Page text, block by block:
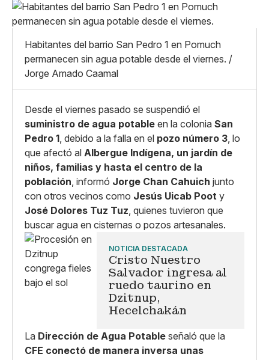
Linkedin
X
Copiar enlace
Pequeño
Mediano
Grande
Habitantes del barrio San Pedro 1 en Pomuch
permanecen sin agua potable desde el viernes. /
Jorge Amado Caamal
Desde el viernes pasado se suspendió el
suministro de agua potable en la colonia San
Pedro 1, debido a la falla en el pozo número 3, lo
que afectó al Albergue Indígena, un jardín de
niños, familias y hasta el centro de la
población, informó Jorge Chan Cahuich junto
con otros vecinos como Jesús Uicab Poot y
José Dolores Tuz Tuz, quienes tuvieron que
buscar agua en cisternas o pozos artesanales.
NOTICIA DESTACADA
Cristo Nuestro
Salvador ingresa al
ruedo taurino en
Dzitnup,
Hecelchakán
La Dirección de Agua Potable señaló que la
CFE conectó de manera inversa unas